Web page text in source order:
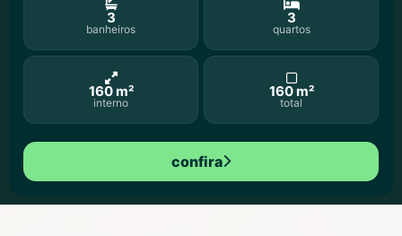
3
banheiros
3
quartos
160 m²
interno
160 m²
total
confira